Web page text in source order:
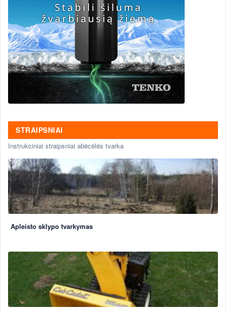
STRAIPSNIAI
Instrukciniai straipsniai abėcėlės tvarka
Apleisto sklypo tvarkymas